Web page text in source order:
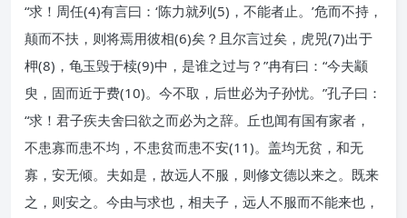
“求！周任(4)有言曰：‘陈力就列(5)，不能者止。’危而不持，
颠而不扶，则将焉用彼相(6)矣？且尔言过矣，虎兕(7)出于
柙(8)，龟玉毁于椟(9)中，是谁之过与？”冉有曰：“今夫颛
臾，固而近于费(10)。今不取，后世必为子孙忧。”孔子曰：
“求！君子疾夫舍曰欲之而必为之辞。丘也闻有国有家者，
不患寡而患不均，不患贫而患不安(11)。盖均无贫，和无
寡，安无倾。夫如是，故远人不服，则修文德以来之。既来
之，则安之。今由与求也，相夫子，远人不服而不能来也，